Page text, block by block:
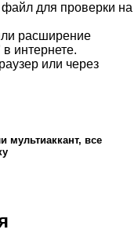
для проверки на
расширение
интернете.
или через
все